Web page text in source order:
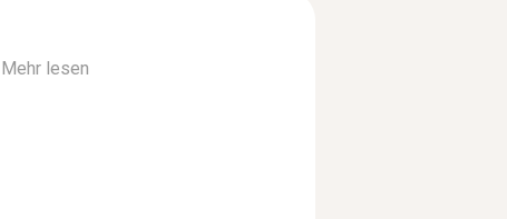
Mehr lesen